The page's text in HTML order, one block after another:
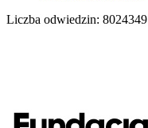
Liczba odwiedzin: 8024349